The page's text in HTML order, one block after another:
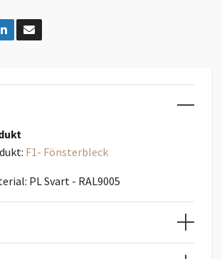
F1- Fönsterbleck
PL Svart - RAL9005